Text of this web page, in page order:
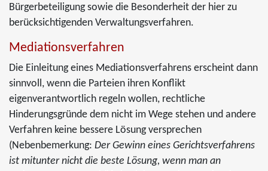
Bürgerbeteiligung sowie die Besonderheit der hier zu
berücksichtigenden Verwaltungsverfahren.
Mediationsverfahren
Die Einleitung eines Mediationsverfahrens erscheint dann
sinnvoll, wenn die Parteien ihren Konflikt
eigenverantwortlich regeln wollen, rechtliche
Hinderungsgründe dem nicht im Wege stehen und andere
Verfahren keine bessere Lösung versprechen
(Nebenbemerkung: Der Gewinn eines Gerichtsverfahrens
ist mitunter nicht die beste Lösung, wenn man an